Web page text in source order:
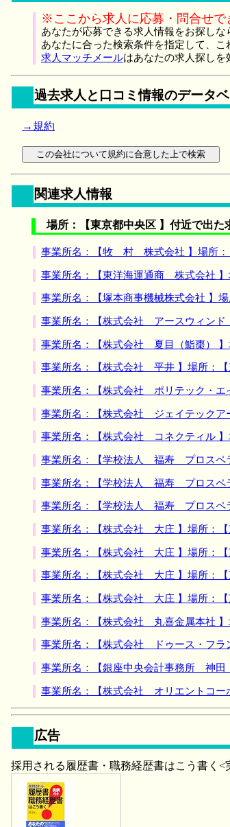
※ここから求人に応募・問合せで
あなたが応募できる求人情報をお探し
あなたに合った検索条件を指定して、
求人マッチメールはあなたの求人探しを
過去求人と口コミ情報のデータ
→規約
関連求人情報
場所：【東京都中央区 】付近で出た
事業所名：【牧 村 株式会社 】場所：
事業所名：【東洋海運通商 株式会社
事業所名：【塚本商事機械株式会社 】
事業所名：【株式会社 アースウィンド
事業所名：【株式会社 夏目（鮨棗）
事業所名：【株式会社 平井 】場所：
事業所名：【株式会社 ポリテック・エ
事業所名：【株式会社 ジェイテックア
事業所名：【株式会社 コネクティル
事業所名：【学校法人 福寿 プロスペ
事業所名：【学校法人 福寿 プロスペ
事業所名：【学校法人 福寿 プロスペラ
事業所名：【株式会社 大庄 】場所：
事業所名：【株式会社 大庄 】場所：
事業所名：【株式会社 大庄 】場所：【
事業所名：【株式会社 大庄 】場所：
事業所名：【株式会社 丸喜金属本社 】
事業所名：【株式会社 ドゥース・フラ
事業所名：【銀座中央会計事務所 神田
事業所名：【株式会社 オリエントコー
広告
採用される履歴書・職務経歴書はこう書く<